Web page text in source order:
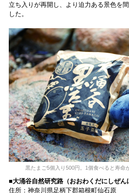
立ち入りが再開し、より迫力ある景色を
した。
黒たまご5個入り500円。1個食べると寿命
■大涌谷自然研究路（おおわくだにしぜん
住所：神奈川県足柄下郡箱根町仙石原